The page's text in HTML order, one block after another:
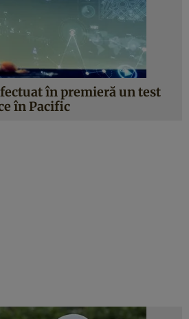
în premieră un test
în Pacific